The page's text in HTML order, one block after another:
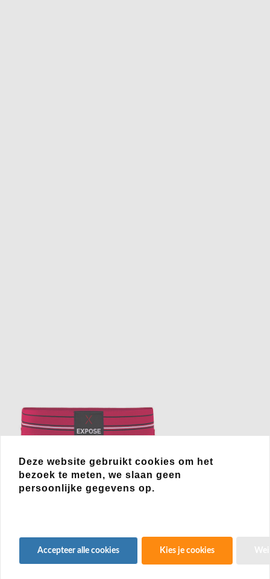
Deze website gebruikt cookies om het
bezoek te meten, we slaan geen
persoonlijke gegevens op.
Accepteer alle cookies Kies je cookies